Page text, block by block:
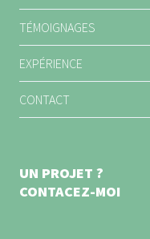
TÉMOIGNAGES
EXPÉRIENCE
CONTACT
UN PROJET ?
CONTACEZ-MOI